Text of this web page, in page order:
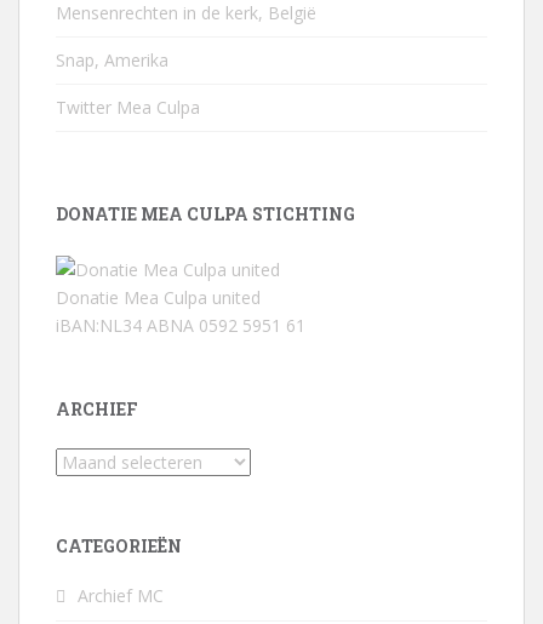
Mensenrechten in de kerk, België
Snap, Amerika
Twitter Mea Culpa
DONATIE MEA CULPA STICHTING
Donatie Mea Culpa united
iBAN:NL34 ABNA 0592 5951 61
ARCHIEF
Archief
CATEGORIEËN
Archief MC